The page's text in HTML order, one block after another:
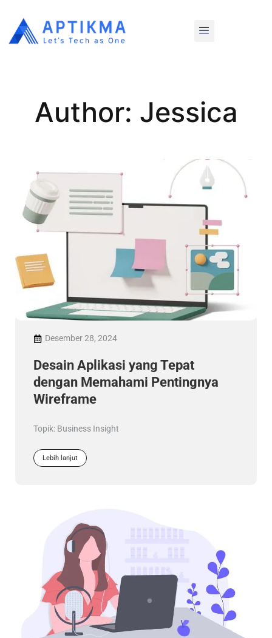
Author: Jessica
Desember 28, 2024
Desain Aplikasi yang Tepat
dengan Memahami Pentingnya
Wireframe
Topik: Business Insight
Lebih lanjut